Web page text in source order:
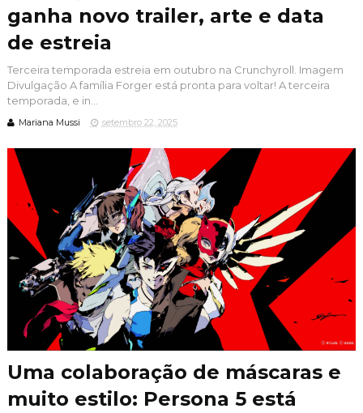
ganha novo trailer, arte e data
de estreia
Terceira temporada estreia em outubro na Crunchyroll. Imagem
Divulgação A família Forger está pronta para voltar! A terceira
temporada, e in...
Mariana Mussi setembro 22, 2025
Uma colaboração de máscaras e
muito estilo: Persona 5 está